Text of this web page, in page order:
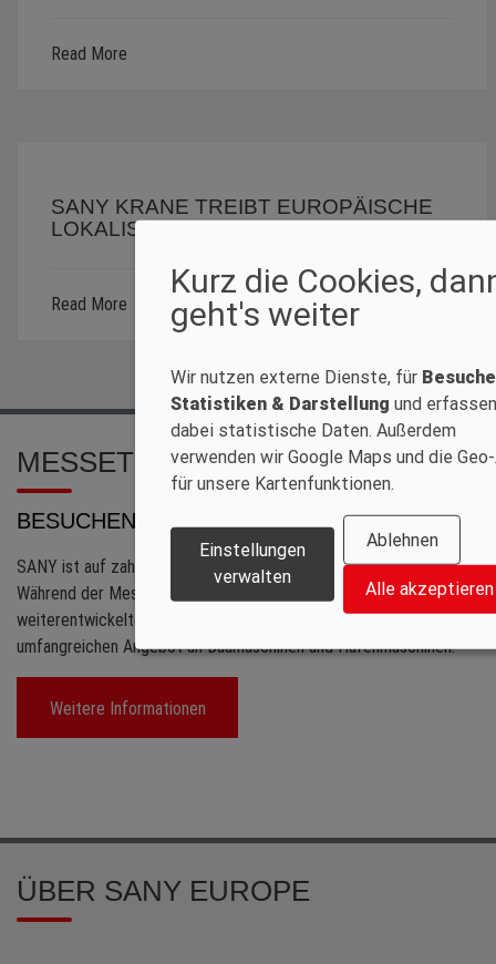
Read More
SANY KRANE TREIBT EUROPÄISCHE
LOKALISIERUNGSSTRATEGIE VORAN
Read More
MESSETERMINE 2025
BESUCHEN SIE UNS AUF DEN FACHMESSEN
SANY ist auf zahlreichen Fachmessen europaweit vertreten.
Während der Messe präsentiert SANY viele neue und
weiterentwickelte Produkte und Technologien aus dem
umfangreichen Angebot an Baumaschinen und Hafenmaschinen.
Weitere Informationen
ÜBER SANY EUROPE
Kurz die Cookies,
geht's weiter
Wir nutzen externe Dienste, für
Statistiken & Darstellung und erfassen
dabei statistische Daten. Außerdem
verwenden wir Google Maps und die
für unsere Kartenfunktionen.
Einstellungen
verwalten
Ablehnen
Alle akzeptieren